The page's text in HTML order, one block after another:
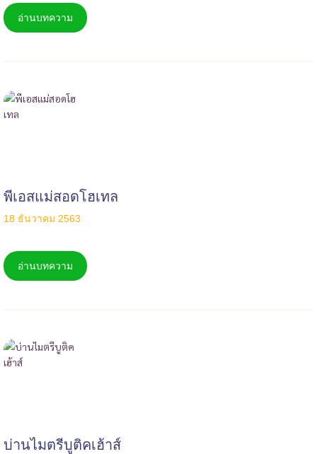
อ่านบทความ
พีเอสแม่สอดโฮเทล
18 ธันวาคม 2563
อ่านบทความ
บ่านไมตรีบูติคเฮ้าส์